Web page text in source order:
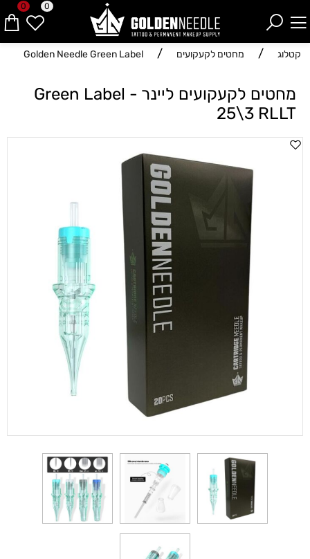
0 0
קטלוג / מחטים לקעקועים /
Golden Needle Green Label
מחטים לקעקועים ליינר - Green Label
25\3 RLLT